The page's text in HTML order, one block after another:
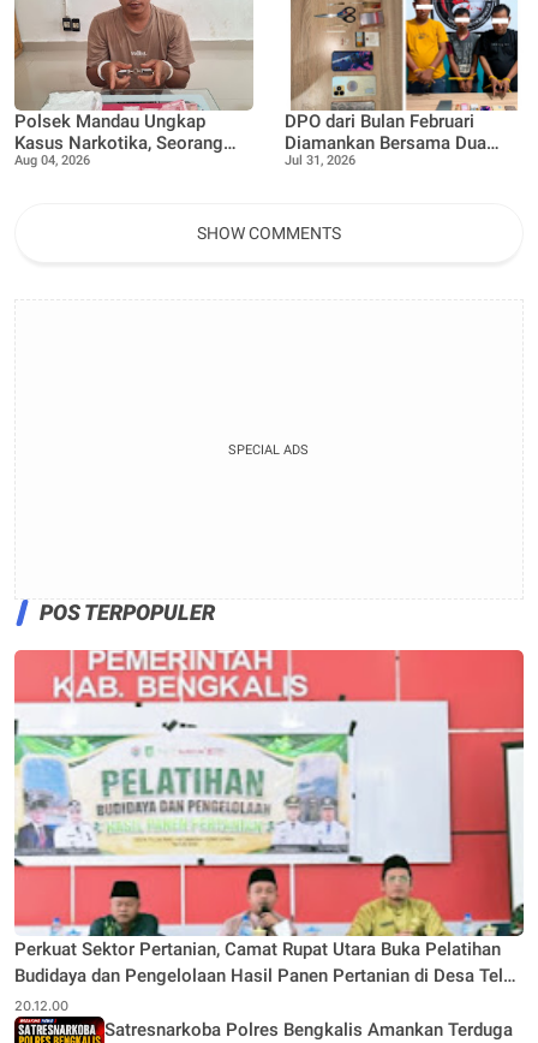
Polsek Mandau Ungkap
Kasus Narkotika, Seorang
Pria Diamankan dengan
Aug 04, 2026
DPO dari Bulan Februari
Diamankan Bersama Dua
Rekan Lainnya Terkait
Jul 31, 2026
SHOW COMMENTS
SPECIAL ADS
POS TERPOPULER
Perkuat Sektor Pertanian, Camat Rupat Utara Buka Pelatihan
Budidaya dan Pengelolaan Hasil Panen Pertanian di Desa Teluk
Rhu
20.12.00
Satresnarkoba Polres Bengkalis Amankan Terduga